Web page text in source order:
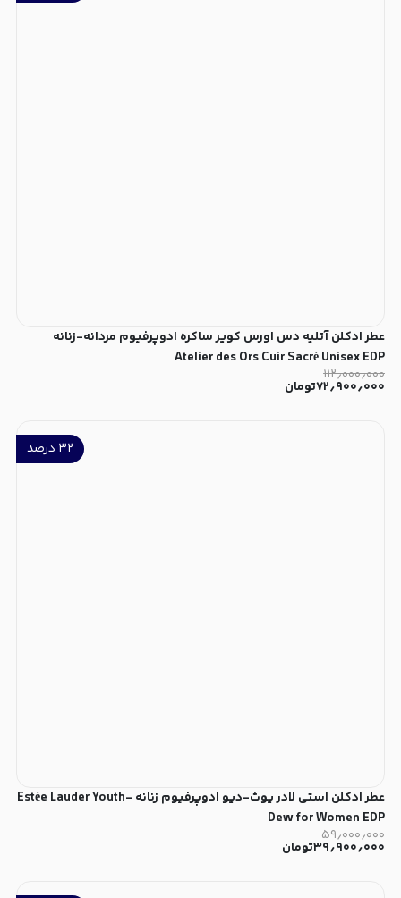
عطر ادکلن آتلیه دس اورس کویر ساکره ادوپرفیوم مردانه-زنانه
Atelier des Ors Cuir Sacré Unisex EDP
۱۱۲٫۰۰۰٫۰۰۰
۷۲٫۹۰۰٫۰۰۰تومان
۳۲ درصد
عطر ادکلن استی لادر یوث-دیو ادوپرفیوم زنانه Estée Lauder Youth-
Dew for Women EDP
۵۹٫۰۰۰٫۰۰۰
۳۹٫۹۰۰٫۰۰۰تومان